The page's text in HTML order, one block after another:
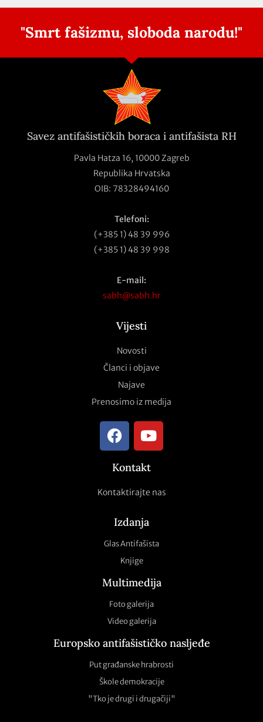
"Smrt fašizmu, sloboda narodu!"
Savez antifašističkih boraca i antifašista RH
Pavla Hatza 16, 10000 Zagreb
Republika Hrvatska
OIB: 78328494160
Telefoni:
(+385 1) 48 39 996
(+385 1) 48 39 998
E-mail:
sabh@sabh.hr
Vijesti
Novosti
Članci i objave
Najave
Prenosimo iz medija
Kontakt
Kontaktirajte nas
Izdanja
Glas Antifašista
Knjige
Multimedija
Foto galerija
Video galerija
Europsko antifašističko nasljeđe
Put građanske hrabrosti
Škole demokracije
"Tko je drugi i drugačiji"